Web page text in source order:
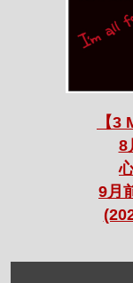
【3
8
9月